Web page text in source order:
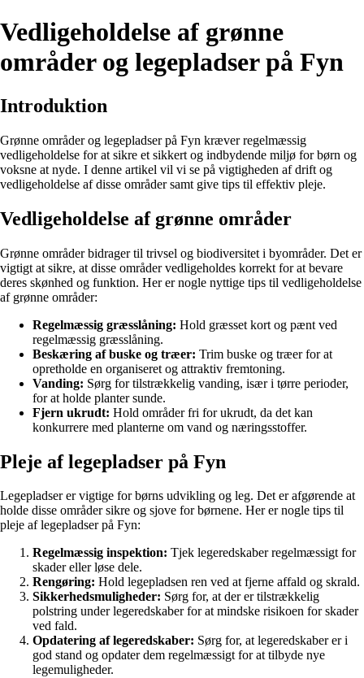
Vedligeholdelse af grønne
områder og legepladser på Fyn
Introduktion
Grønne områder og legepladser på Fyn kræver regelmæssig
vedligeholdelse for at sikre et sikkert og indbydende miljø for børn og
voksne at nyde. I denne artikel vil vi se på vigtigheden af drift og
vedligeholdelse af disse områder samt give tips til effektiv pleje.
Vedligeholdelse af grønne områder
Grønne områder bidrager til trivsel og biodiversitet i byområder. Det er
vigtigt at sikre, at disse områder vedligeholdes korrekt for at bevare
deres skønhed og funktion. Her er nogle nyttige tips til vedligeholdelse
af grønne områder:
Regelmæssig græsslåning: Hold græsset kort og pænt ved
regelmæssig græsslåning.
Beskæring af buske og træer: Trim buske og træer for at
opretholde en organiseret og attraktiv fremtoning.
Vanding: Sørg for tilstrækkelig vanding, især i tørre perioder,
for at holde planter sunde.
Fjern ukrudt: Hold områder fri for ukrudt, da det kan
konkurrere med planterne om vand og næringsstoffer.
Pleje af legepladser på Fyn
Legepladser er vigtige for børns udvikling og leg. Det er afgørende at
holde disse områder sikre og sjove for børnene. Her er nogle tips til
pleje af legepladser på Fyn:
Regelmæssig inspektion: Tjek legeredskaber regelmæssigt for
skader eller løse dele.
Rengøring: Hold legepladsen ren ved at fjerne affald og skrald.
Sikkerhedsmuligheder: Sørg for, at der er tilstrækkelig
polstring under legeredskaber for at mindske risikoen for skader
ved fald.
Opdatering af legeredskaber: Sørg for, at legeredskaber er i
god stand og opdater dem regelmæssigt for at tilbyde nye
legemuligheder.